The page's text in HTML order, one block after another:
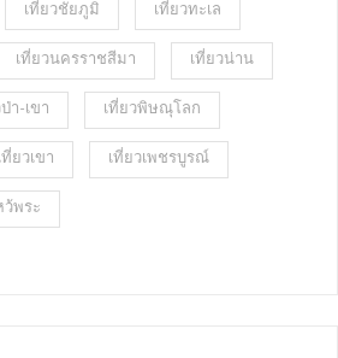
เที่ยวชัยภูมิ เที่ยวทะเล
เที่ยวนครราชสีมา เที่ยวน่าน
า-เขา เที่ยวพิษณุโลก
ที่ยวเขา เที่ยวเพชรบูรณ์
ว้พระ